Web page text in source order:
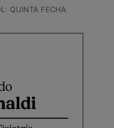
QUINTA FECHA